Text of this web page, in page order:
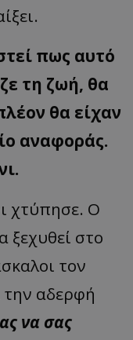
πως αυτό
τη ζωή, θα
θα είχαν
αναφοράς.
χτύπησε. Ο
ξεχυθεί στο
τον
αδερφή
να σας